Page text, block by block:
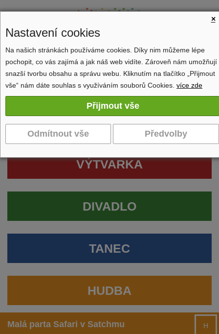
Zobrazit navigaci
VÝTVARKA
DIVADLO
TANEC
HUDBA
Malá parta Safari v Satchmu H
×
Nastavení cookies
Na našich stránkách používáme cookies. Díky nim můžeme lépe
pochopit, co vás zajímá a jak náš web vidíte. Zároveň nám umožňují
snazší tvorbu obsahu a správu webu. Kliknutím na tlačítko „Přijmout
vše“ nám dáte souhlas s využíváním souborů Cookies. více zde